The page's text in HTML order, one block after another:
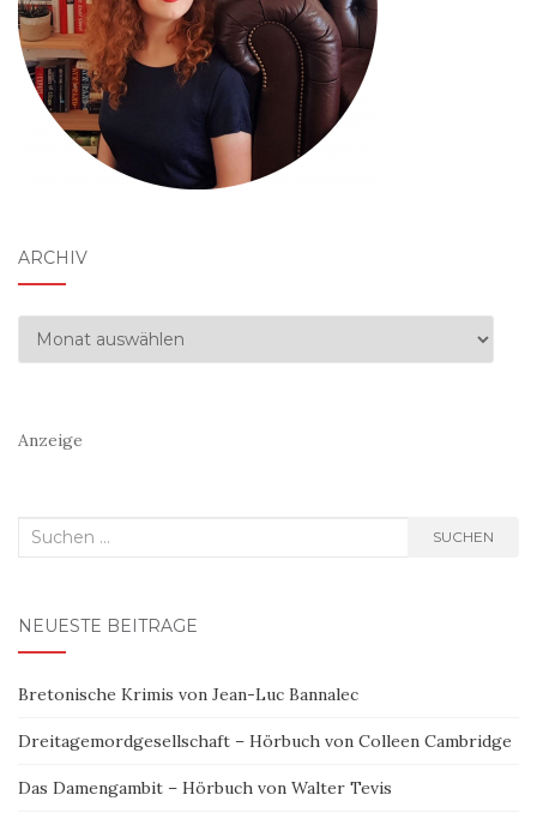
ARCHIV
Archiv
Anzeige
Suchen
SUCHEN
NEUESTE BEITRÄGE
Bretonische Krimis von Jean-Luc Bannalec
Dreitagemordgesellschaft – Hörbuch von Colleen Cambridge
Das Damengambit – Hörbuch von Walter Tevis